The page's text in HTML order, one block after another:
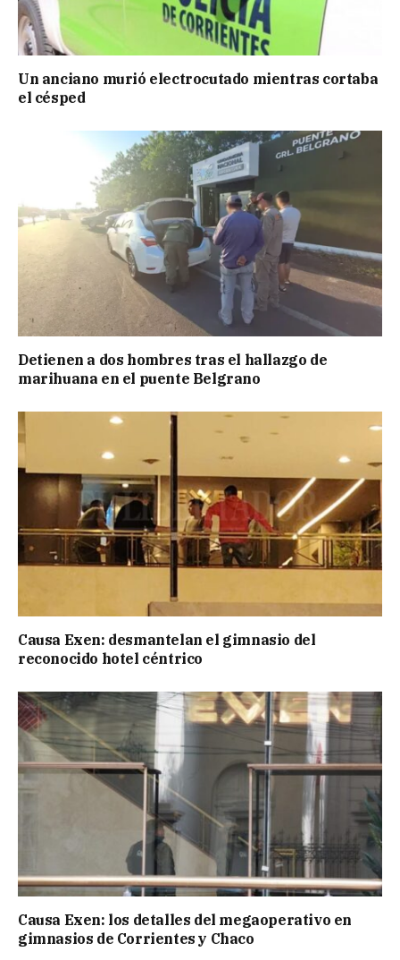
Un anciano murió electrocutado mientras cortaba
el césped
Detienen a dos hombres tras el hallazgo de
marihuana en el puente Belgrano
Causa Exen: desmantelan el gimnasio del
reconocido hotel céntrico
Causa Exen: los detalles del megaoperativo en
gimnasios de Corrientes y Chaco